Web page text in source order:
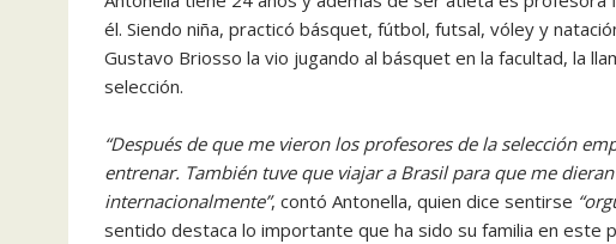
él. Siendo niña, practicó básquet, fútbol, futsal, vóley y
Gustavo Briosso la vio jugando al básquet en la facultad, la
selección.
“Después de que me vieron los profesores de la selección
entrenar. También tuve que viajar a Brasil para que me
internacionalmente”, contó Antonella, quien dice sentirse
sentido destaca lo importante que ha sido su familia en este